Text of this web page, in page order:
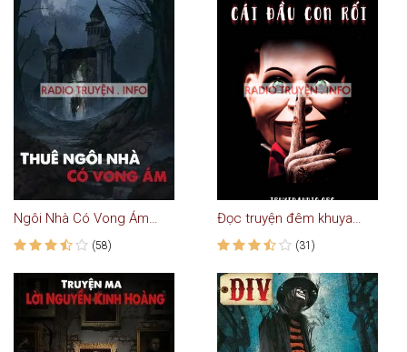
Ngôi Nhà Có Vong Ám - Truyện Ma
(58)
Đọc truyện đêm khuya - Cái đầu con rối
(31)